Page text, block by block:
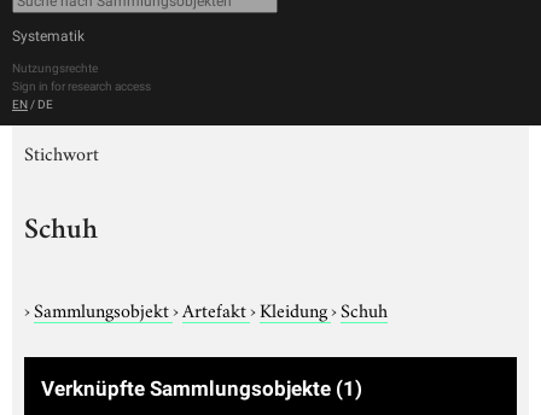
Systematik
Nutzungsrechte
Sign in for research access
EN / DE
Stichwort
Schuh
›Sammlungsobjekt›Artefakt›Kleidung›Schuh
Verknüpfte Sammlungsobjekte (1)